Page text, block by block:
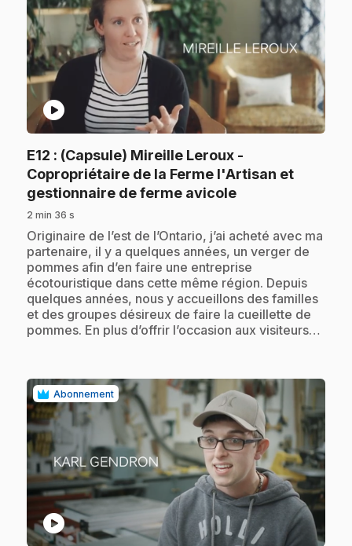
play_circle
E12 : (Capsule) Mireille Leroux -
Copropriétaire de la Ferme l'Artisan et
gestionnaire de ferme avicole.
2 min 36 s
.Originaire de l’est de l’Ontario, j’ai acheté avec ma
partenaire, il y a quelques années, un verger de
pommes afin d’en faire une entreprise
écotouristique dans cette même région. Depuis
quelques années, nous y accueillons des familles
et des groupes désireux de faire la cueillette de
pommes. En plus d’offrir l’occasion aux visiteurs…
Abonnement
play_circle